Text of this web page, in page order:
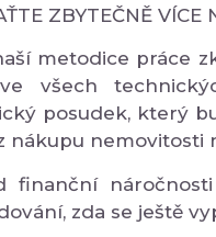
ZBYTEČNĚ VÍCE
metodice práce
všech
posudek, který
nákupu nemovitosti
finanční
zda se ještě